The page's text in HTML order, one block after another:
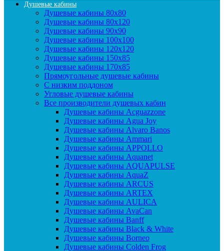
Душевые кабины
Душевые кабины 80x80
Душевые кабины 80x120
Душевые кабины 90х90
Душевые кабины 100x100
Душевые кабины 120x120
Душевые кабины 150x85
Душевые кабины 170x85
Прямоугольные душевые кабины
С низким поддоном
Угловые душевые кабины
Все производители душевых кабин
Душевые кабины Acguazzone
Душевые кабины Agua Joy
Душевые кабины Alvaro Banos
Душевые кабины Ammari
Душевые кабины APPOLLO
Душевые кабины Aquanet
Душевые кабины AQUAPULSE
Душевые кабины AquaZ
Душевые кабины ARCUS
Душевые кабины ARTEX
Душевые кабины AULICA
Душевые кабины AvaCan
Душевые кабины Banff
Душевые кабины Black & White
Душевые кабины Borneo
Душевые кабины Colden Frog